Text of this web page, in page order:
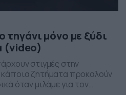
μόνο με ξύδι
(video)
στιγμές στην
ζητήματα προκαλούν
όταν μιλάμε για τον